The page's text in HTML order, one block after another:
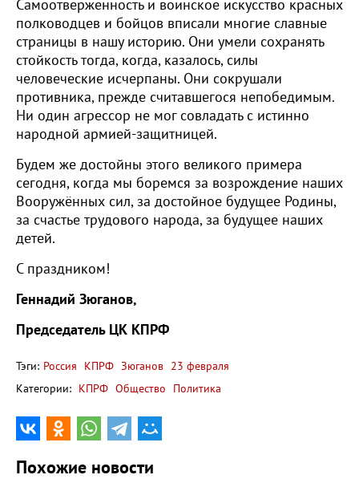
Самоотверженность и воинское искусство красных
полководцев и бойцов вписали многие славные
страницы в нашу историю. Они умели сохранять
стойкость тогда, когда, казалось, силы
человеческие исчерпаны. Они сокрушали
противника, прежде считавшегося непобедимым.
Ни один агрессор не мог совладать с истинно
народной армией-защитницей.
Будем же достойны этого великого примера
сегодня, когда мы боремся за возрождение наших
Вооружённых сил, за достойное будущее Родины,
за счастье трудового народа, за будущее наших
детей.
С праздником!
Геннадий Зюганов,
Председатель ЦК КПРФ
Тэги: Россия КПРФ Зюганов 23 февраля
Категории: КПРФ Общество Политика
Похожие новости